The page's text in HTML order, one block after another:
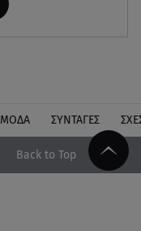
ΜΟΔΑ ΣΥΝΤΑΓΕΣ
Back to Top